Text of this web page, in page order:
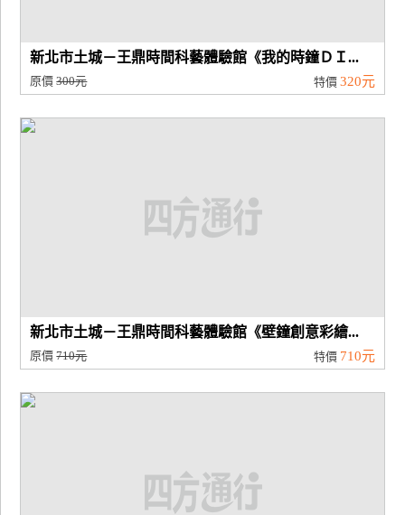
新北市土城－王鼎時間科藝體驗館《我的時鐘ＤＩ...
原價300元 特價 320元
新北市土城－王鼎時間科藝體驗館《壁鐘創意彩繪...
原價710元 特價 710元